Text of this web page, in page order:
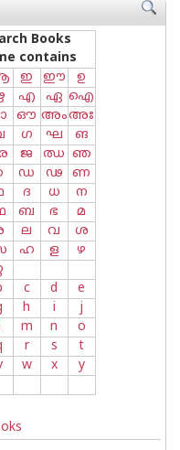
Books
contains
ഇ ഈ
ഉ
എ ഏ ഐ
ഔ അംഅഃ
ഗ ഘ
ങ
ജ ഝ ഞ
ഡ ഢ
ണ
ദ ധ
ന
ബ ഭ
മ
ല വ
ശ
ഹ ള
ഴ
c d
e
h i
j
m n
o
r s
t
w x
y